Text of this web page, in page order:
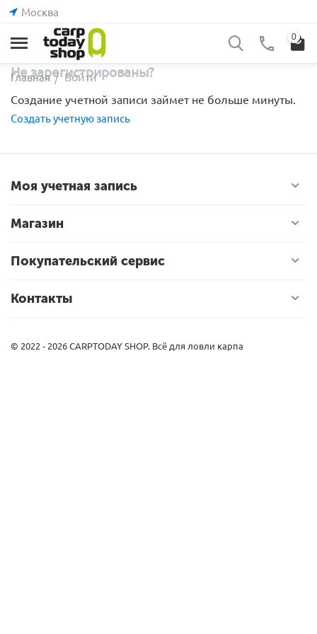
Москва
0
Главная / Войти
Не зарегистрированы?
Создание учетной записи займет не больше минуты.
Создать учетную запись
Моя учетная запись
Магазин
Покупательский сервис
Контакты
© 2022 - 2026 CARPTODAY SHOP. Всё для ловли карпа